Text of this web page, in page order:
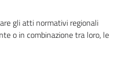
gli atti normativi regionali
o in combinazione tra loro, le